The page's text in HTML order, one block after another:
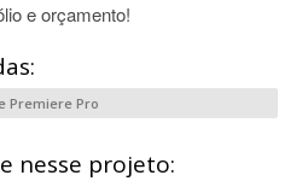
e orçamento!
Premiere Pro
nesse projeto: